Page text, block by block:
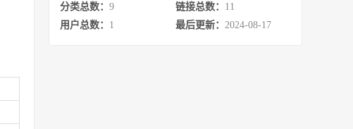
分类总数： 9 链接总数： 11
用户总数： 1 最后更新： 2024-08-17